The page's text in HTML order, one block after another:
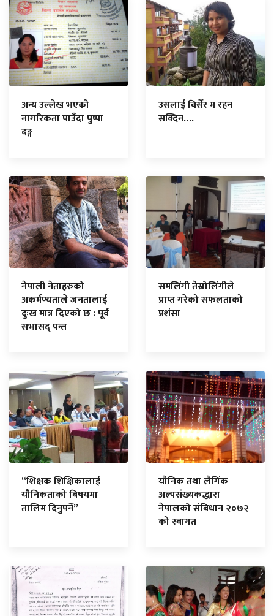
अन्य उल्लेख भएको
नागरिकता पाउँदा पुष्पा
दङ्ग
उसलाई विर्सेर म रहन
सक्दिन….
नेपाली नेताहरुको
अकर्मण्यताले जनतालाई
दुःख मात्र दिएको छ : पूर्व
सभासद् पन्त
समलिंगी तेस्रोलिंगीले
प्राप्त गरेको सफलताको
प्रशंसा
“शिक्षक शिक्षिकालाई
यौनिकताको बिषयमा
तालिम दिनुपर्ने”
यौनिक तथा लैगिंक
अल्पसंख्यकद्धारा
नेपालको संबिधान २०७२
को स्वागत